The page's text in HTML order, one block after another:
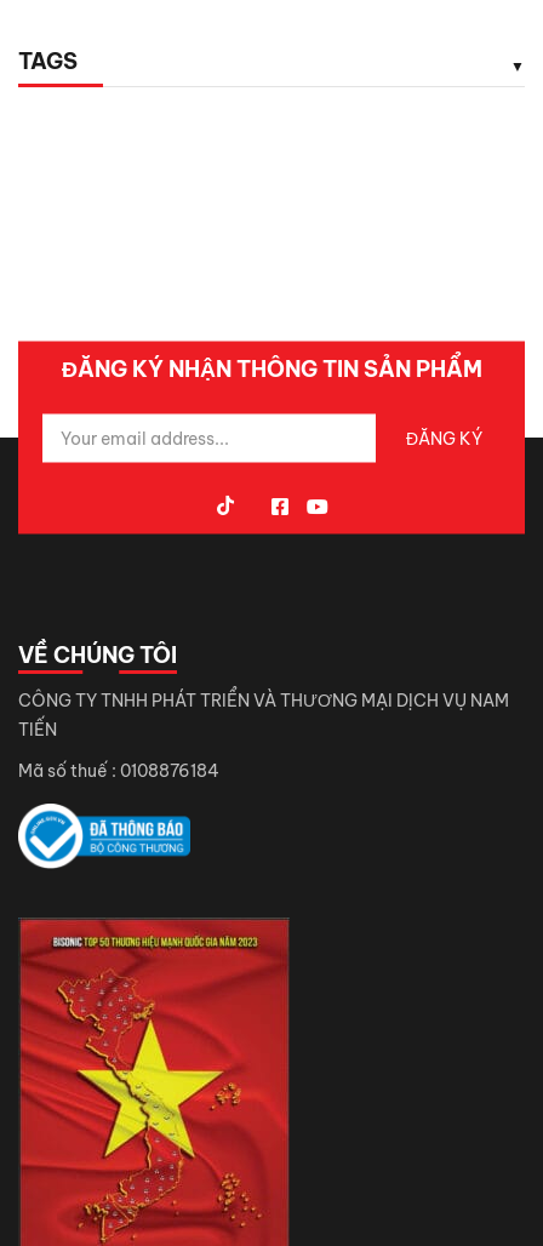
TAGS
ĐĂNG KÝ NHẬN THÔNG TIN SẢN PHẨM
VỀ CHÚNG TÔI
CÔNG TY TNHH PHÁT TRIỂN VÀ THƯƠNG MẠI DỊCH VỤ NAM
TIẾN
Mã số thuế : 0108876184